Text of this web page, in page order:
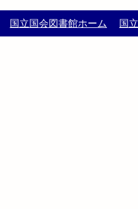
国立国会図書館ホーム 国